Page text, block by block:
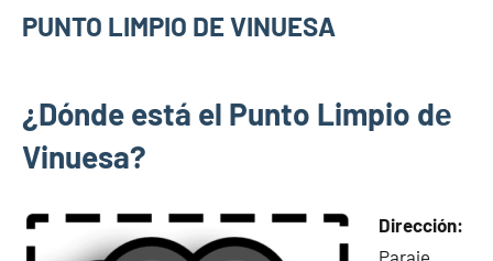
PUNTO LIMPIO DE VINUESA
limpios en
municipios
de Soria
2025
¿Dónde está el Punto Limpio dе
Vinuesa?
Dirección:
Paraje